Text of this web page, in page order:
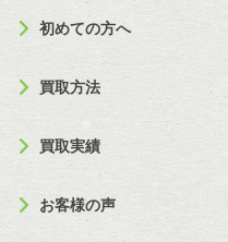
初めての方へ
買取方法
買取実績
お客様の声